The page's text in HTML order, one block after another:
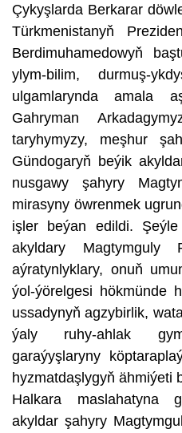
Çykyşlarda Berkarar
Türkmenistanyň
Berdimuhamedowyň
ylym-bilim, durmuş-
ulgamlarynda amala
Gahryman
taryhymyzy, meşhur
Gündogaryň beýik
nusgawy şahyry
mirasyny öwrenmek
işler beýan edildi.
akyldary Magtymguly
aýratynlyklary, onuň
ýol-ýörelgesi hökmünde
ussadynyň agzybirlik,
ýaly ruhy-ahlak
garaýyşlaryny
hyzmatdaşlygyň ähmiýeti
Halkara maslahatyna
akyldar şahyry